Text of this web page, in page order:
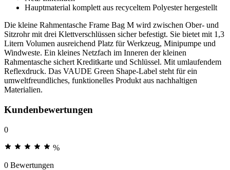
Hauptmaterial komplett aus recyceltem Polyester hergestellt
Die kleine Rahmentasche Frame Bag M wird zwischen Ober- und
Sitzrohr mit drei Klettverschlüssen sicher befestigt. Sie bietet mit 1,3
Litern Volumen ausreichend Platz für Werkzeug, Minipumpe und
Windweste. Ein kleines Netzfach im Inneren der kleinen
Rahmentasche sichert Kreditkarte und Schlüssel. Mit umlaufendem
Reflexdruck. Das VAUDE Green Shape-Label steht für ein
umweltfreundliches, funktionelles Produkt aus nachhaltigen
Materialien.
Kundenbewertungen
0
%
0 Bewertungen